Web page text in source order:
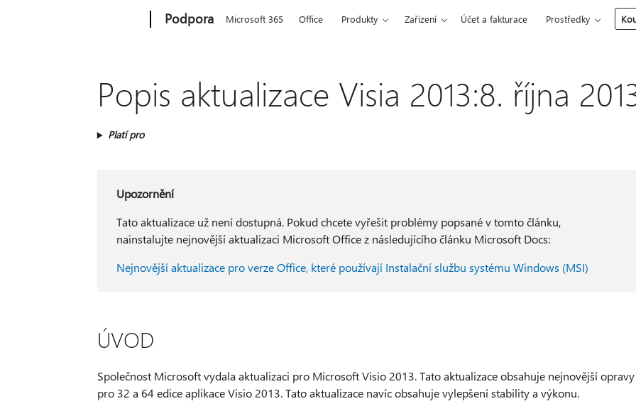
Podpora Microsoft 365 Office Produkty Zařízení Účet a fakturace Prostředky
Popis aktualizace Visia 2013:8. října
Platí pro
Upozornění
Tato aktualizace už není dostupná. Pokud chcete vyřešit problémy popsané v tomto článku,
nainstalujte nejnovější aktualizaci Microsoft Office z následujícího článku Microsoft Docs:
Nejnovější aktualizace pro verze Office, které používají Instalační službu systému Windows (MSI)
ÚVOD
Společnost Microsoft vydala aktualizaci pro Microsoft Visio 2013. Tato aktualizace obsahuje nejnovější opravy
pro 32 a 64 edice aplikace Visio 2013. Tato aktualizace navíc obsahuje vylepšení stability a výkonu.